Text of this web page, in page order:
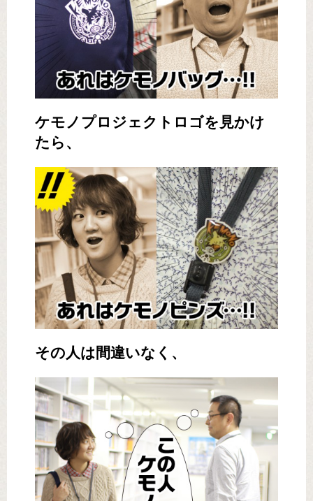
ケモノプロジェクトロゴを見かけ
たら、
その人は間違いなく、